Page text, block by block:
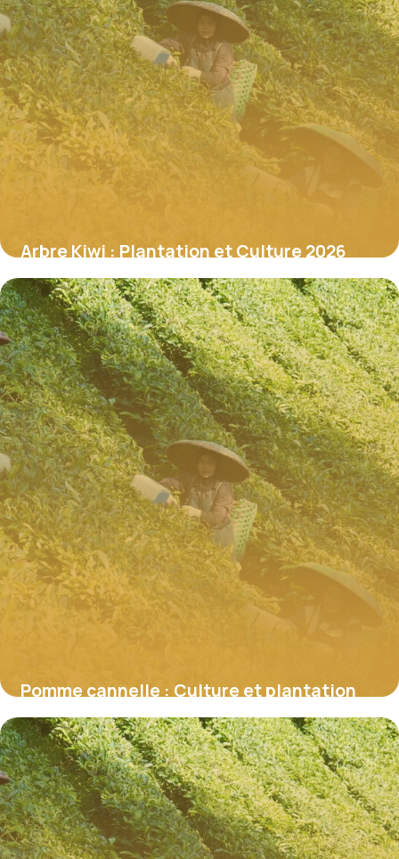
Arbre Kiwi : Plantation et Culture 2026
17 juin 2026
Pomme cannelle : Culture et plantation
6 juin 2026